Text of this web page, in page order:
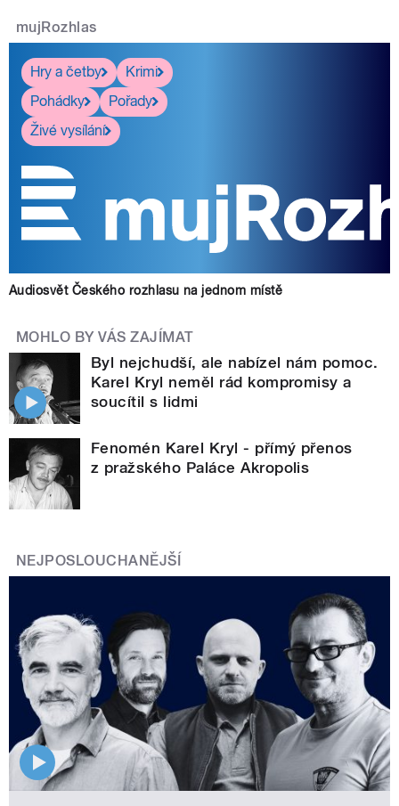
mujRozhlas
Hry a četby
Krimi
Pohádky
Pořady
Živé vysílání
Audiosvět Českého rozhlasu na jednom místě
MOHLO BY VÁS ZAJÍMAT
Byl nejchudší, ale nabízel nám pomoc.
Karel Kryl neměl rád kompromisy a
soucítil s lidmi
Fenomén Karel Kryl - přímý přenos
z pražského Paláce Akropolis
NEJPOSLOUCHANĚJŠÍ